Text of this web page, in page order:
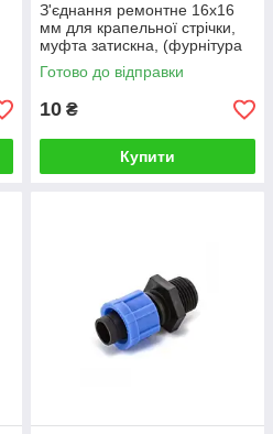
З'єднання ремонтне 16х16
мм для крапельної стрічки,
муфта затискна, (фурнітура
для монтажу крапельного
поливу)
Готово до відправки
10 ₴
Купити